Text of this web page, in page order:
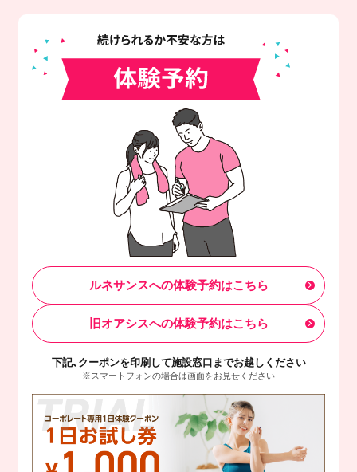
ルネサンスへの体験予約はこちら
旧オアシスへの体験予約はこちら
下記、クーポンを印刷して施設窓口までお越しください
※スマートフォンの場合は画面をお見せください